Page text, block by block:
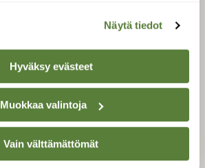
Näytä tiedot
Hyväksy evästeet
Muokkaa valintoja
Vain välttämättömät
LEHTI
Uusin lehti
Tilaa Suomen Luonto
Äänestä parasta juttua